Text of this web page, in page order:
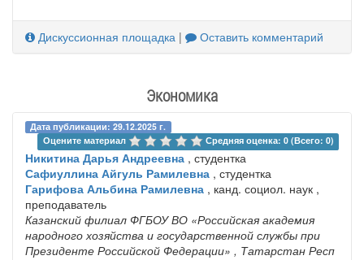
Дискуссионная площадка | Оставить комментарий
Экономика
Дата публикации: 29.12.2025 г.
Оцените материал
Средняя оценка: 0 (Всего: 0)
Никитина Дарья Андреевна , студентка
Сафиуллина Айгуль Рамилевна , студентка
Гарифова Альбина Рамилевна , канд. социол. наук ,
преподаватель
Казанский филиал ФГБОУ ВО «Российская академия
народного хозяйства и государственной службы при
Президенте Российской Федерации» , Татарстан Респ